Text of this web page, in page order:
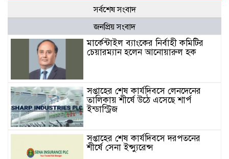
সর্বশেষ সংবাদ
জনপ্রিয় সংবাদ
মার্কেন্টাইল ব্যাংকের নির্বাহী কমিটির
চেয়ারম্যান হলেন আনোয়ারুল হক
সপ্তাহের শেষ কার্যদিবসে লেনদেনের
তালিকায় শীর্ষে উঠে এসেছে শার্প
ইন্ডাস্ট্রিজ
সপ্তাহের শেষ কার্যদিবসে দরপতনের
শীর্ষে সেনা ইন্স্যুরেন্স